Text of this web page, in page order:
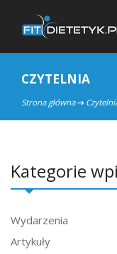
CZYTELNIA
Strona główna
Kategorie
Wydarzenia
Artykuły